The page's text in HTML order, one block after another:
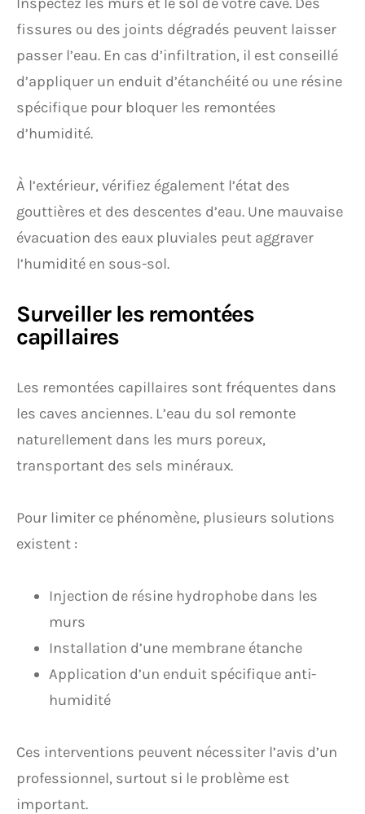
fissures ou des joints dégradés peuvent laisser
passer l’eau. En cas d’infiltration, il est conseillé
d’appliquer un enduit d’étanchéité ou une résine
spécifique pour bloquer les remontées
d’humidité.
À l’extérieur, vérifiez également l’état des
gouttières et des descentes d’eau. Une mauvaise
évacuation des eaux pluviales peut aggraver
l’humidité en sous-sol.
Surveiller les remontées
capillaires
Les remontées capillaires sont fréquentes dans
les caves anciennes. L’eau du sol remonte
naturellement dans les murs poreux,
transportant des sels minéraux.
Pour limiter ce phénomène, plusieurs solutions
existent :
Injection de résine hydrophobe dans les
murs
Installation d’une membrane étanche
Application d’un enduit spécifique anti-
humidité
Ces interventions peuvent nécessiter l’avis d’un
professionnel, surtout si le problème est
important.